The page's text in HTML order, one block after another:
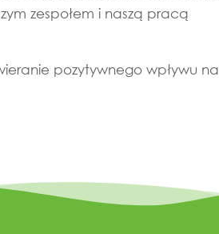
zespołem i naszą pracą
pozytywnego wpływu na